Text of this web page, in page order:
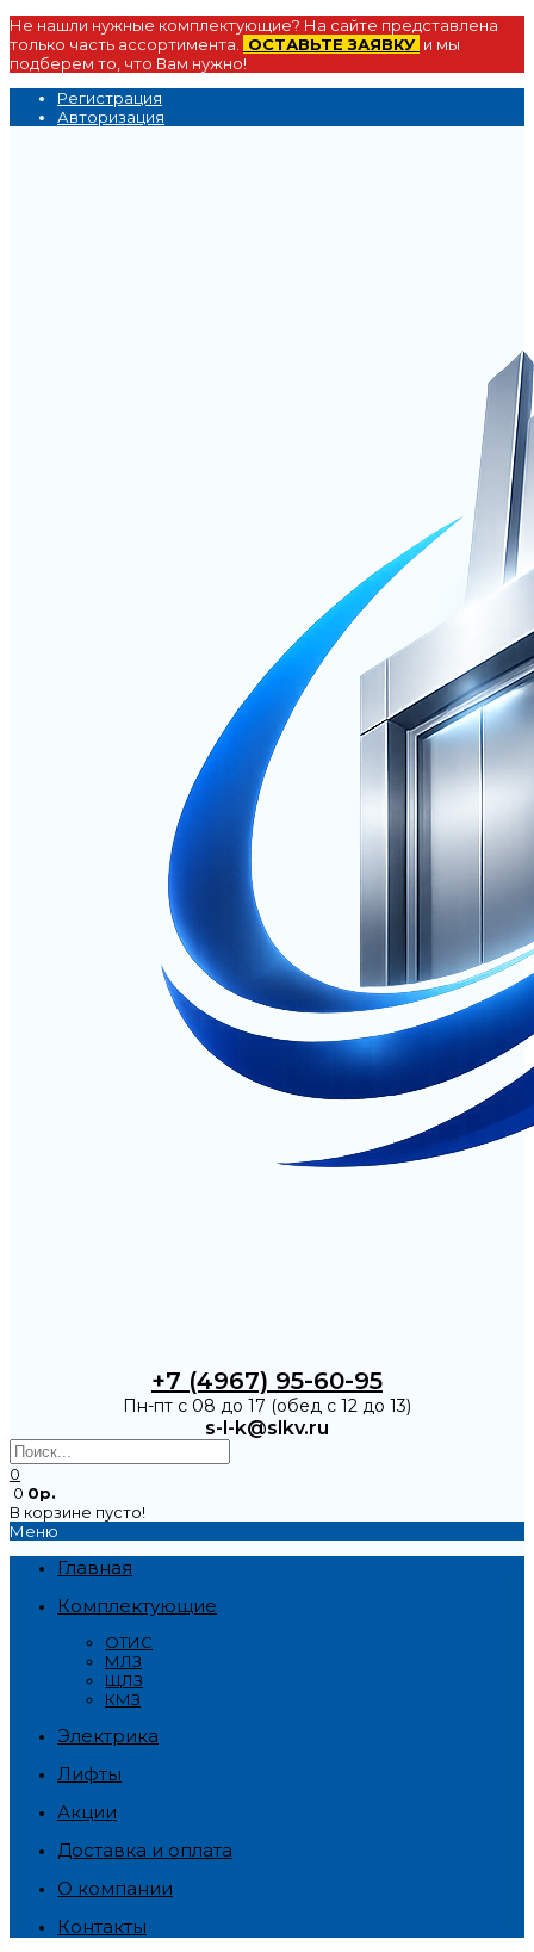
Не нашли нужные комплектующие? На сайте представлена
только часть ассортимента.
ОСТАВЬТЕ ЗАЯВКУ и мы
подберем то, что Вам нужно!
Регистрация
Авторизация
+7 (4967) 95-60-95
Пн-пт с 08 до 17 (обед с 12 до 13)
s-l-k@slkv.ru
0
0 0р.
В корзине пусто!
Меню
Главная
Комплектующие
ОТИС
МЛЗ
ЩЛЗ
КМЗ
Электрика
Лифты
Акции
Доставка и оплата
О компании
Контакты